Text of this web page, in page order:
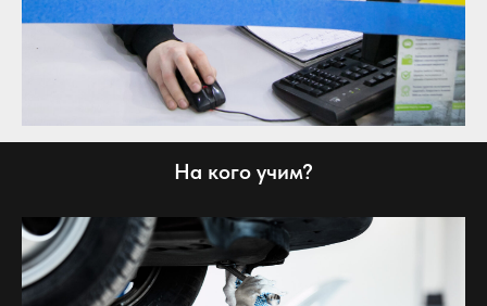
На кого учим?